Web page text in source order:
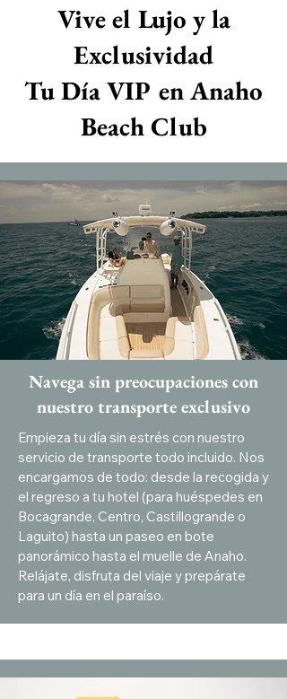
Vive el Lujo y la
Exclusividad
Tu Día VIP en Anaho
Beach Club
Navega sin preocupaciones con
nuestro transporte exclusivo
Empieza tu día sin estrés con nuestro
servicio de transporte todo incluido. Nos
encargamos de todo: desde la recogida y
el regreso a tu hotel (para huéspedes en
Bocagrande, Centro, Castillogrande o
Laguito) hasta un paseo en bote
panorámico hasta el muelle de Anaho.
Relájate, disfruta del viaje y prepárate
para un día en el paraíso.